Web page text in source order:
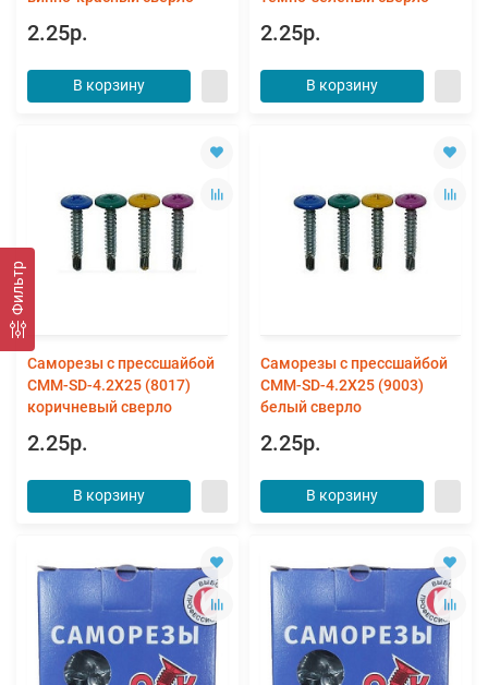
Фильтр
2.25р.
В корзину
2.25р.
В корзину
Саморезы с прессшайбой
CMM-SD-4.2X25 (8017)
коричневый сверло
2.25р.
В корзину
Саморезы с прессшайбой
CMM-SD-4.2X25 (9003)
белый сверло
2.25р.
В корзину